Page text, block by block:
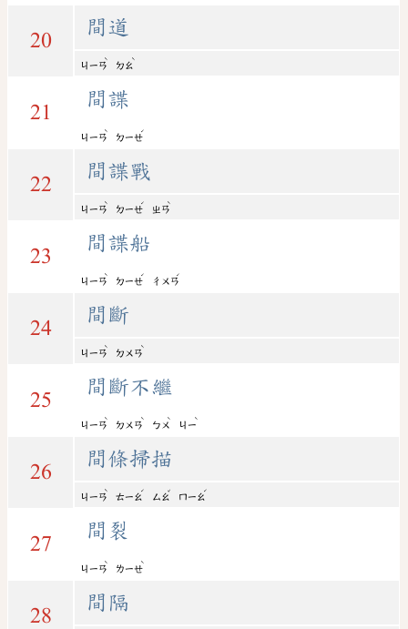
20
間道
ㄐㄧㄢ
ˋ
ㄉㄠ
ˋ
21
間諜
ㄐㄧㄢ
ˋ
ㄉㄧㄝ
ˊ
22
間諜戰
ㄐㄧㄢ
ˋ
ㄉㄧㄝ
ˊ
ㄓㄢ
ˋ
23
間諜船
ㄐㄧㄢ
ˋ
ㄉㄧㄝ
ˊ
ㄔㄨㄢ
ˊ
24
間斷
ㄐㄧㄢ
ˋ
ㄉㄨㄢ
ˋ
25
間斷不繼
ㄐㄧㄢ
ˋ
ㄉㄨㄢ
ˋ
ㄅㄨ
ˋ
ㄐㄧ
ˋ
26
間條掃描
ㄐㄧㄢ
ˋ
ㄊㄧㄠ
ˊ
ㄙㄠ
ˇ
ㄇㄧㄠ
ˊ
27
間裂
ㄐㄧㄢ
ˋ
ㄌㄧㄝ
ˋ
28
間隔